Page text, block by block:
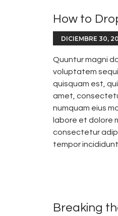
How to
DICIEMBRE 30,
Quuntur magni
voluptatem
quisquam est,
amet,
numquam eius
labore et dolore
consectetur
tempor
Breaking